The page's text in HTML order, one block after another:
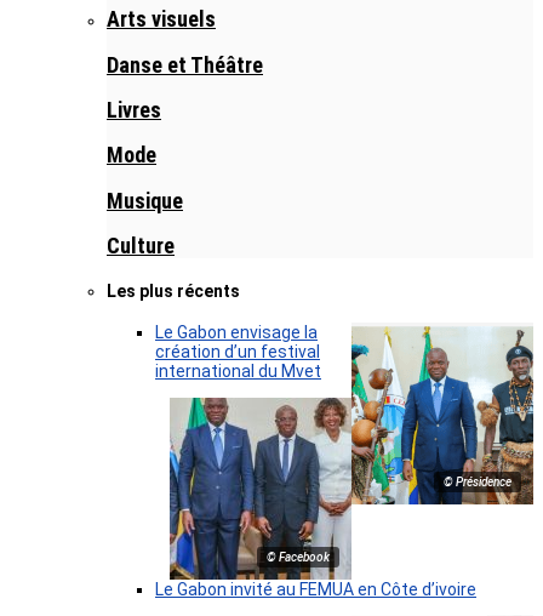
Arts visuels
Danse et Théâtre
Livres
Mode
Musique
Culture
Les plus récents
© Présidence
Le Gabon envisage la
création d’un festival
international du Mvet
© Facebook
Le Gabon invité au FEMUA en Côte d’ivoire